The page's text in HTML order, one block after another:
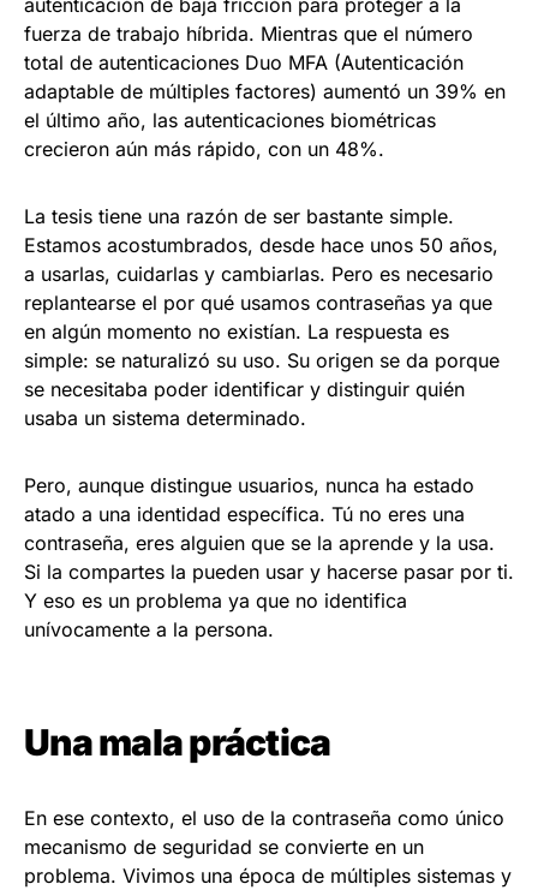
autenticación de baja fricción para proteger a la
fuerza de trabajo híbrida. Mientras que el número
total de autenticaciones Duo MFA (Autenticación
adaptable de múltiples factores) aumentó un 39% en
el último año, las autenticaciones biométricas
crecieron aún más rápido, con un 48%.
La tesis tiene una razón de ser bastante simple.
Estamos acostumbrados, desde hace unos 50 años,
a usarlas, cuidarlas y cambiarlas. Pero es necesario
replantearse el por qué usamos contraseñas ya que
en algún momento no existían. La respuesta es
simple: se naturalizó su uso. Su origen se da porque
se necesitaba poder identificar y distinguir quién
usaba un sistema determinado.
Pero, aunque distingue usuarios, nunca ha estado
atado a una identidad específica. Tú no eres una
contraseña, eres alguien que se la aprende y la usa.
Si la compartes la pueden usar y hacerse pasar por ti.
Y eso es un problema ya que no identifica
unívocamente a la persona.
Una mala práctica
En ese contexto, el uso de la contraseña como único
mecanismo de seguridad se convierte en un
problema. Vivimos una época de múltiples sistemas y